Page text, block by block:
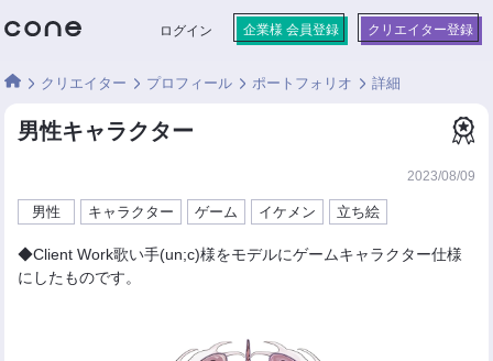
ログイン 企業様 会員登録 クリエイター登録
クリエイター プロフィール ポートフォリオ 詳細
男性キャラクター
2023/08/09
男性 キャラクター ゲーム イケメン 立ち絵
◆Client Work歌い手(un;c)様をモデルにゲームキャラクター仕様
にしたものです。